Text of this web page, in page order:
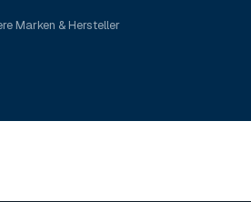
Marken & Hersteller